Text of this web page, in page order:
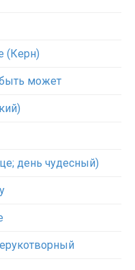
(Керн)
может
день чудесный)